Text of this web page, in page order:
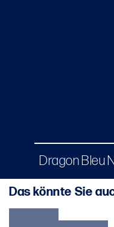
Dragon Bleu
Das könnte Sie